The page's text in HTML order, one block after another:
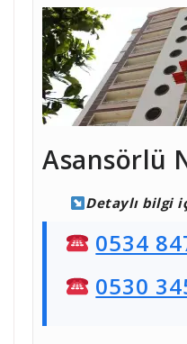
Asansörlü
Detaylı bilgi
0534
0530